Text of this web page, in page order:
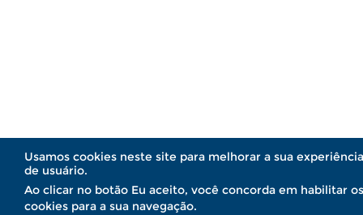
Usamos cookies neste site para melhorar a sua experiência
de usuário.
Ao clicar no botão Eu aceito, você concorda em habilitar os
cookies para a sua navegação.